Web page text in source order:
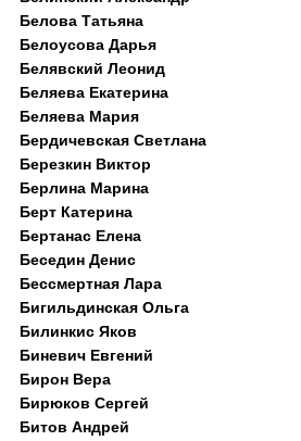
Белова Татьяна
Белоусова Дарья
Белявский Леонид
Беляева Екатерина
Беляева Мария
Бердичевская Светлана
Березкин Виктор
Берлина Марина
Берт Катерина
Бертанас Елена
Беседин Денис
Бессмертная Лара
Бигильдинская Ольга
Билинкис Яков
Биневич Евгений
Бирон Вера
Бирюков Сергей
Битов Андрей